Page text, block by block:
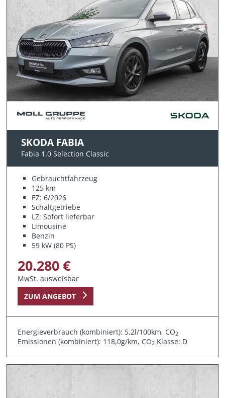
SKODA FABIA
Fabia 1.0 Selection Classic
Gebrauchtfahrzeug
125 km
EZ: 6/2026
Schaltgetriebe
LZ: Sofort lieferbar
Limousine
Benzin
59 kW (80 PS)
20.280 €
MwSt. ausweisbar
ZUM ANGEBOT
Energieverbrauch (kombiniert): 5,2l/100km, CO2
Emissionen (kombiniert): 118,0g/km, CO2 Klasse: D